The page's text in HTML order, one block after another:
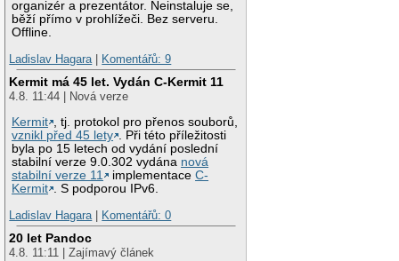
organizér a prezentátor. Neinstaluje se,
běží přímo v prohlížeči. Bez serveru.
Offline.
Ladislav Hagara | Komentářů: 9
Kermit má 45 let. Vydán C-Kermit 11
4.8. 11:44 | Nová verze
Kermit , tj. protokol pro přenos souborů,
vznikl před 45 lety . Při této příležitosti
byla po 15 letech od vydání poslední
stabilní verze 9.0.302 vydána nová
stabilní verze 11
implementaceC-
Kermit . S podporou IPv6.
Ladislav Hagara | Komentářů: 0
20 let Pandoc
4.8. 11:11 | Zajímavý článek